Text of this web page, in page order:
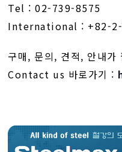
Tel : 02-739-8575
International : +82-
구매, 문의, 견적, 안내가
Contact us 바로가기 :